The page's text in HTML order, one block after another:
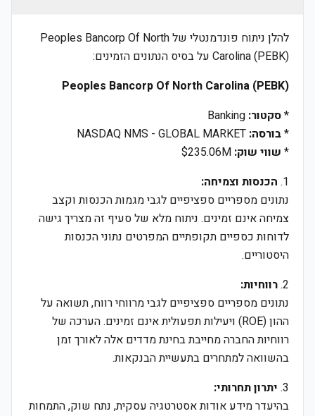
להלן ניתוח פונדמנטלי של Peoples Bancorp Of North
Carolina (PEBK) על בסיס הנתונים הזמינים:
Peoples Bancorp Of North Carolina (PEBK)
*סקטור:
*בורסה:
* שווי שוק:
1. הכנסות וצמיחה:
נתונים מספריים ספציפיים לגבי מגמות הכנסות וקצב
צמיחה אינם זמינים. ניתוח מלא של סעיף זה מצריך גישה
לדוחות כספיים תקופתיים המפרטים נתוני הכנסות
היסטוריים.
2. רווחיות:
נתונים מספריים ספציפיים לגבי מרווחי רווח, תשואה על
ההון (ROE) ויעילות תפעולית אינם זמינים. הערכה של
רווחיות החברה מחייבת בחינת מדדים אלה לאורך זמן
בהשוואה למתחרים בתעשיית הבנקאות.
3. יתרון תחרותי:
בהיעדר מידע אודות אסטרטגיה עסקית, נתח שוק, התמחות